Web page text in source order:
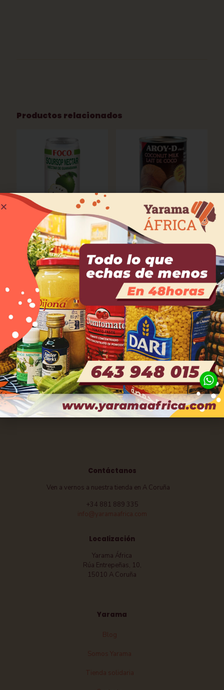
Productos relacionados
Zumo de guanabana
1,50€
Leche de coco. AROY-D.
400ml
2,00€
Néctar de mango. 1L
2,00€
Kinkeliba SAFNA 150GR
4,00€
Contáctanos
Ven a vernos a nuestra tienda en A Coruña
+34 881 889 335
Localización
Yarama África
Rúa Entrepeñas, 10,
15010 A Coruña
Yarama